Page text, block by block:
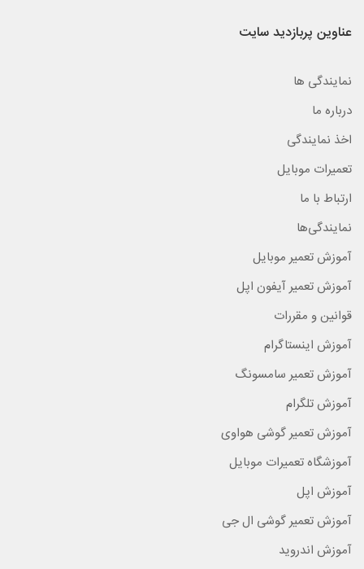
عناوین پربازدید سایت
نمایندگی ها
درباره ما
اخذ نمایندگی
تعمیرات موبایل
ارتباط با ما
نمایندگی‌ها
آموزش تعمیر موبایل
آموزش تعمیر آیفون اپل
قوانین و مقررات
آموزش اینستاگرام
آموزش تعمیر سامسونگ
آموزش تلگرام
آموزش تعمیر گوشی هواوی
آموزشگاه تعمیرات موبایل
آموزش اپل
آموزش تعمیر گوشی ال جی
آموزش اندروید